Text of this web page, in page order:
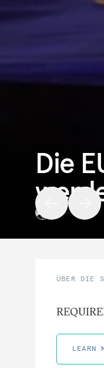
Die
Richard Youngs
ÜBER DIE
LEARN